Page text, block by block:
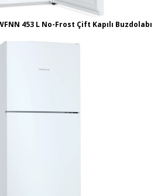
453 L No-Frost Çift Kapılı Buzdolabı